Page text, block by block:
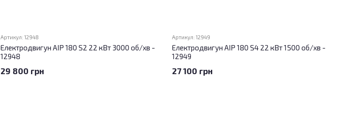
Артикул: 12948
Електродвигун АІР 180 S2 22 кВт 3000 об/хв -
12948
29 800 грн
Артикул: 12949
Електродвигун АІР 180 S4 22 кВт 1500 об/хв -
12949
27 100 грн